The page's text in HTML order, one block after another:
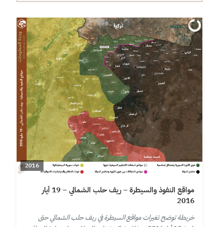
2016
مواقع النفوذ والسيطرة – ريف حلب الشمالي – 19 أيار
2016
خريطة توضح تغيرات مواقع السيطرة في ريف حلب الشمالي حتى